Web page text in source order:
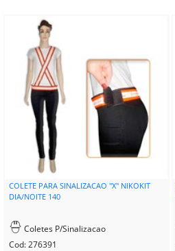
COLETE PARA SINALIZACAO "X" NIKOKIT
DIA/NOITE 140
Coletes P/Sinalizacao
Cod: 276391